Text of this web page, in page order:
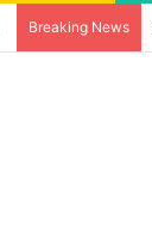
Breaking News